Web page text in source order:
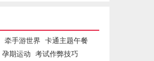
牵手游世界 卡通主题午餐
孕期运动 考试作弊技巧